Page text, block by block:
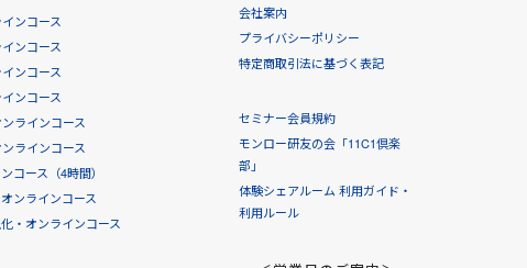
ンコース
ンコース
ンコース
ンコース
ラインコース
ラインコース
コース（4時間）
ンラインコース
・オンラインコース
会社案内
プライバシーポリシー
特定商取引法に基づく表記
セミナー会員規約
モンロー研友の会「11C1倶楽
部」
体験シェアルーム 利用ガイド・
利用ルール